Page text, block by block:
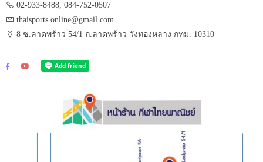
02-933-8488, 084-752-0507
thaisports.online@gmail.com
8 ซ.ลาดพร้าว 54/1 ถ.ลาดพร้าว วังทองหลาง กทม. 10310